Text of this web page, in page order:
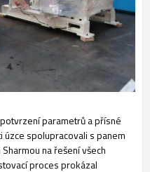
parametrů a přísné
spolupracovali s panem
na řešení všech
proces prokázal